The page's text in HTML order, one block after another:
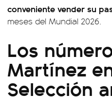
conveniente vender su
meses del Mundial 2026.
Los
Martínez
Selección